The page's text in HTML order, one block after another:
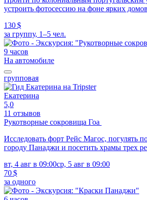
устроить фотосессию на фоне ярких домов
130 $
за группу, 1–5 чел.
9 часов
На автомобиле
групповая
Екатерина
5,0
11 отзывов
Рукотворные сокровища Гоа
Исследовать форт Рейс Магос, погулять
городу Панаджи и посетить храмы трех
вт, 4 авг в 09:00ср, 5 авг в 09:00
70 $
за одного